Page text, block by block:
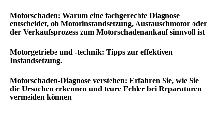
Motorschaden: Warum eine fachgerechte Diagnose
entscheidet, ob Motorinstandsetzung, Austauschmotor oder
der Verkaufsprozess zum Motorschadenankauf sinnvoll ist
Motorgetriebe und -technik: Tipps zur effektiven
Instandsetzung.
Motorschaden-Diagnose verstehen: Erfahren Sie, wie Sie
die Ursachen erkennen und teure Fehler bei Reparaturen
vermeiden können